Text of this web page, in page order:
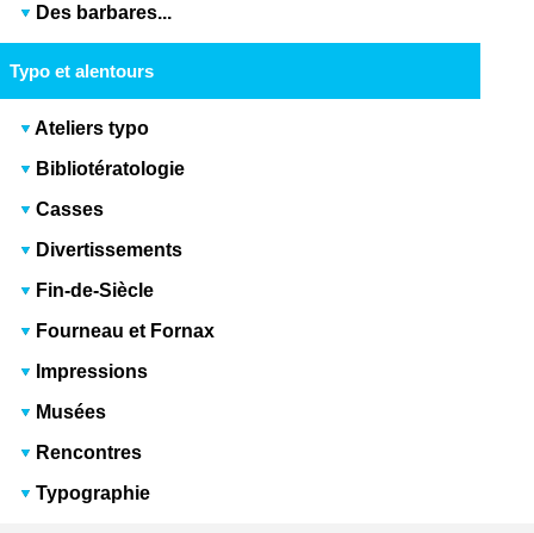
Des barbares...
Typo et alentours
Ateliers typo
Bibliotératologie
Casses
Divertissements
Fin-de-Siècle
Fourneau et Fornax
Impressions
Musées
Rencontres
Typographie